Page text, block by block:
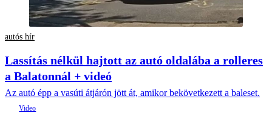
autós hír
Lassítás nélkül hajtott az autó oldalába a rolleres
a Balatonnál + videó
Az autó épp a vasúti átjárón jött át, amikor bekövetkezett a baleset.